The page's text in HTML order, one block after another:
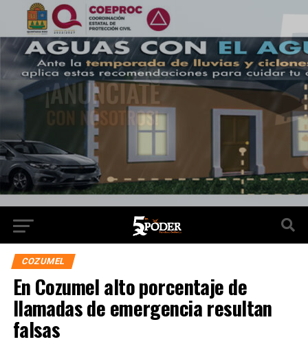
COZUMEL
En Cozumel alto porcentaje de
llamadas de emergencia resultan
falsas